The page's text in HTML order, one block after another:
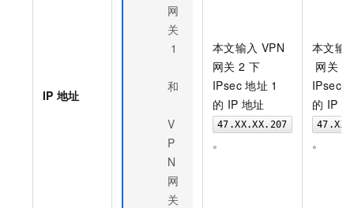
IP 地址
网
关
1
和
V
P
N
网
关
本文输入 VPN
网关 2 下
IPsec 地址 1
的 IP 地址
47.XX.XX.207
。
本文输
网关
IPsec
的 IP
。